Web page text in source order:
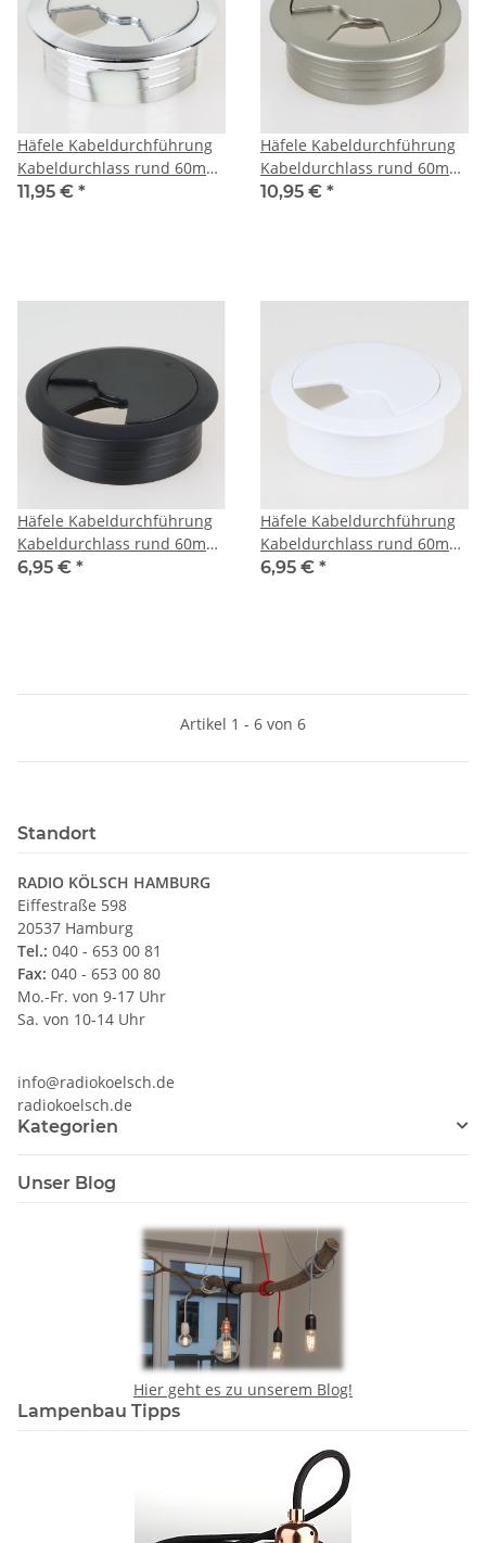
Häfele Kabeldurchführung
Kabeldurchlass rund 60mm
Kunststoff chrom
11,95 € *
Häfele Kabeldurchführung
Kabeldurchlass rund 60mm
Kunststoff Edelstahloptik
10,95 € *
Häfele Kabeldurchführung
Kabeldurchlass rund 60mm
Kunststoff schwarz
6,95 € *
Häfele Kabeldurchführung
Kabeldurchlass rund 60mm
Kunststoff weiß
6,95 € *
Artikel 1 - 6 von 6
Standort
RADIO KÖLSCH HAMBURG
Eiffestraße 598
20537 Hamburg
Tel.: 040 - 653 00 81
Fax: 040 - 653 00 80
Mo.-Fr. von 9-17 Uhr
Sa. von 10-14 Uhr
info@radiokoelsch.de
radiokoelsch.de
Kategorien
Unser Blog
Hier geht es zu unserem Blog!
Lampenbau Tipps